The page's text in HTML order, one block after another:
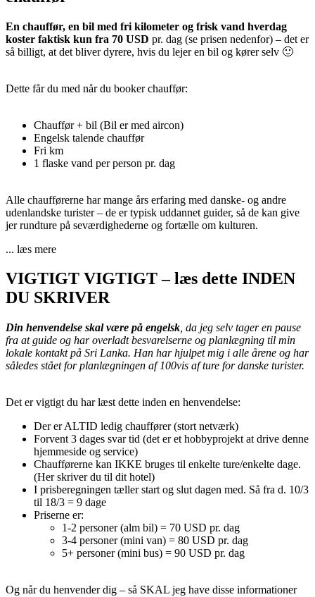
En chauffør, en bil med fri kilometer og frisk vand hverdag
koster faktisk kun fra 70 USD pr. dag (se prisen nedenfor) – det er
så billigt, at det bliver dyrere, hvis du lejer en bil og kører selv 🙂
Dette får du med når du booker chauffør:
Chauffør + bil (Bil er med aircon)
Engelsk talende chauffør
Fri km
1 flaske vand per person pr. dag
Alle chaufførerne har mange års erfaring med danske- og andre
udenlandske turister – de er typisk uddannet guider, så de kan give
jer rundture på seværdighederne og fortælle om kulturen.
... læs mere
VIGTIGT VIGTIGT – læs dette INDEN
DU SKRIVER
Din henvendelse skal være på engelsk , da jeg selv tager en pause
fra at guide og har overladt besvarelserne og planlægning til min
lokale kontakt på Sri Lanka. Han har hjulpet mig i alle årene og har
således stået for planlægningen af 100vis af ture for danske turister.
Det er vigtigt du har læst dette inden en henvendelse:
Der er ALTID ledig chauffører (stort netværk)
Forvent 3 dages svar tid (det er et hobbyprojekt at drive denne
hjemmeside og service)
Chaufførerne kan IKKE bruges til enkelte ture/enkelte dage.
(Her skriver du til dit hotel)
I prisberegningen tæller start og slut dagen med. Så fra d. 10/3
til 18/3 = 9 dage
Priserne er:
1-2 personer (alm bil) = 70 USD pr. dag
3-4 personer (mini van) = 80 USD pr. dag
5+ personer (mini bus) = 90 USD pr. dag
Og når du henvender dig – så SKAL jeg have disse informationer